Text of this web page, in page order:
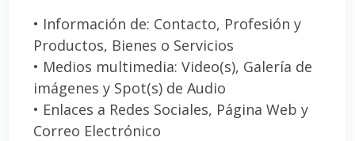
• Información de: Contacto, Profesión y
Productos, Bienes o Servicios
• Medios multimedia: Video(s), Galería de
imágenes y Spot(s) de Audio
• Enlaces a Redes Sociales, Página Web y
Correo Electrónico